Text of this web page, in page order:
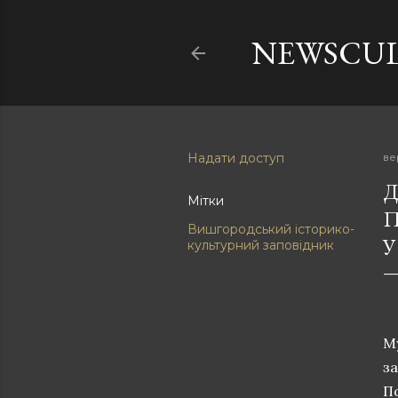
Надати доступ
Мітки
Вишгородський історико-
культурний заповідник